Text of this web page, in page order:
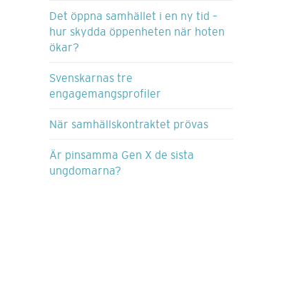
Det öppna samhället i en ny tid –
hur skydda öppenheten när hoten
ökar?
Svenskarnas tre
engagemangsprofiler
När samhällskontraktet prövas
Är pinsamma Gen X de sista
ungdomarna?